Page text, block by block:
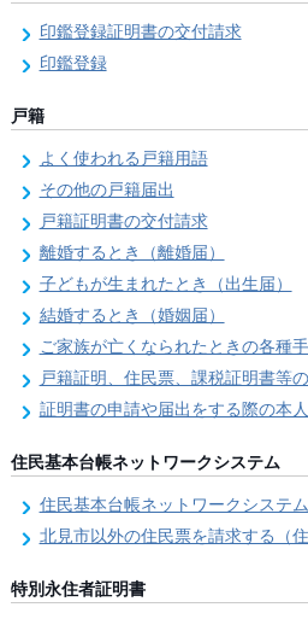
印鑑登録証明書の交付請求
印鑑登録
戸籍
よく使われる戸籍用語
その他の戸籍届出
戸籍証明書の交付請求
離婚するとき（離婚届）
子どもが生まれたとき（出生届）
結婚するとき（婚姻届）
ご家族が亡くなられたときの各種
戸籍証明、住民票、課税証明書等の証明
証明書の申請や届出をする際の本
住民基本台帳ネットワークシステム
住民基本台帳ネットワークシステム
北見市以外の住民票を請求する（
特別永住者証明書